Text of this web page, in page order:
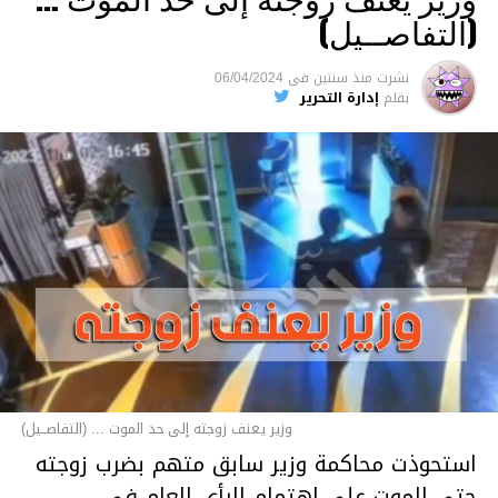
(التفاصــيل)
نشرت منذ سنتين فى 06/04/2024
بقلم إدارة التحرير
وزير يعنف زوجته إلى حد الموت ... (التفاصــيل)
استحوذت محاكمة وزير سابق متهم بضرب زوجته